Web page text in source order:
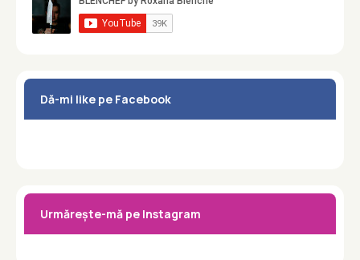
Dă-mi like pe Facebook
Urmărește-mă pe Instagram